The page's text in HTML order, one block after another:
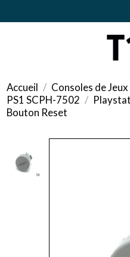
Accueil Consoles de Jeux
PS1 SCPH-7502
Bouton Reset